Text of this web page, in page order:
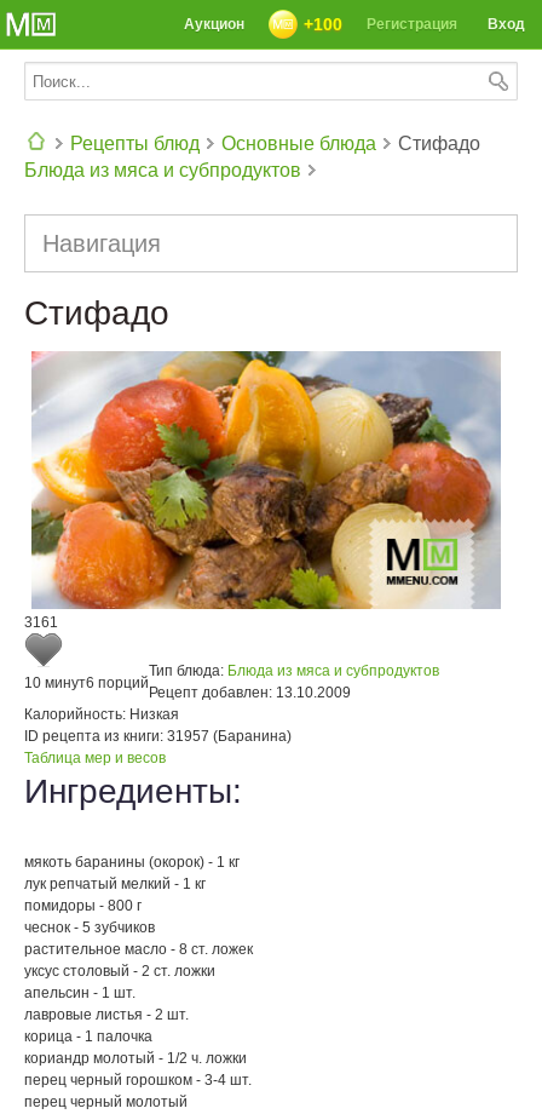
Вход
Регистрация
+100
Аукцион
Рецепты блюд
Основные блюда
Блюда из мяса и субпродуктов
Стифадо
Навигация
Стифадо
3161
10 минут6 порций
Тип блюда: Блюда из мяса и субпродуктов
Рецепт добавлен: 13.10.2009
Калорийность: Низкая
ID рецепта из книги: 31957 (Баранина)
Таблица мер и весов
Ингредиенты:
мякоть баранины (окорок) - 1 кг
лук репчатый мелкий - 1 кг
помидоры - 800 г
чеснок - 5 зубчиков
растительное масло - 8 ст. ложек
уксус столовый - 2 ст. ложки
апельсин - 1 шт.
лавровые листья - 2 шт.
корица - 1 палочка
кориандр молотый - 1/2 ч. ложки
перец черный горошком - 3-4 шт.
перец черный молотый